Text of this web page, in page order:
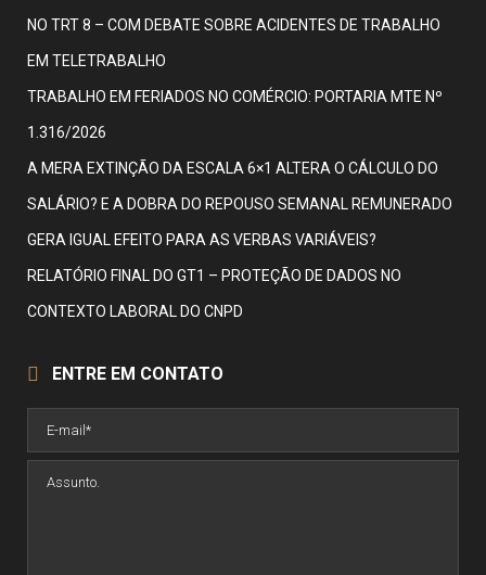
NO TRT 8 – COM DEBATE SOBRE ACIDENTES DE TRABALHO
EM TELETRABALHO
TRABALHO EM FERIADOS NO COMÉRCIO: PORTARIA MTE Nº
1.316/2026
A MERA EXTINÇÃO DA ESCALA 6×1 ALTERA O CÁLCULO DO
SALÁRIO? E A DOBRA DO REPOUSO SEMANAL REMUNERADO
GERA IGUAL EFEITO PARA AS VERBAS VARIÁVEIS?
RELATÓRIO FINAL DO GT1 – PROTEÇÃO DE DADOS NO
CONTEXTO LABORAL DO CNPD
ENTRE EM CONTATO